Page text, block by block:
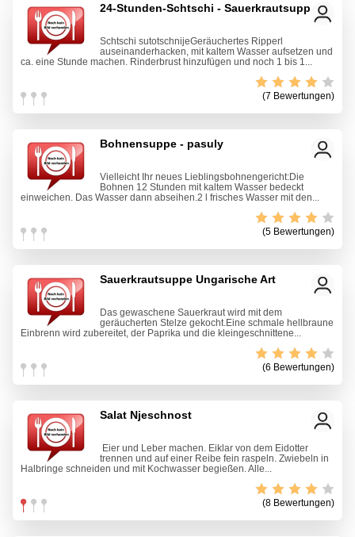
24-Stunden-Schtschi - Sauerkrautsuppe
Schtschi sutotschnijeGeräuchertes Ripperl
auseinanderhacken, mit kaltem Wasser aufsetzen und
ca. eine Stunde machen. Rinderbrust hinzufügen und noch 1 bis 1...
(7 Bewertungen)
Bohnensuppe - pasuly
Vielleicht Ihr neues Lieblingsbohnengericht:Die
Bohnen 12 Stunden mit kaltem Wasser bedeckt
einweichen. Das Wasser dann abseihen.2 l frisches Wasser mit den...
(5 Bewertungen)
Sauerkrautsuppe Ungarische Art
Das gewaschene Sauerkraut wird mit dem
geräucherten Stelze gekocht.Eine schmale hellbraune
Einbrenn wird zubereitet, der Paprika und die kleingeschnittene...
(6 Bewertungen)
Salat Njeschnost
Eier und Leber machen. Eiklar von dem Eidotter
trennen und auf einer Reibe fein raspeln. Zwiebeln in
Halbringe schneiden und mit Kochwasser begießen. Alle...
(8 Bewertungen)